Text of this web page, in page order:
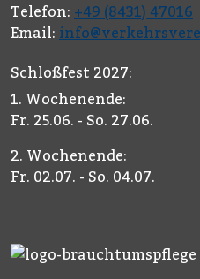
Telefon: +49 (8431) 47016
Email:
Schloßfest 2027:
1. Wochenende:
Fr. 25.06. - So. 27.06.
2. Wochenende:
Fr. 02.07. - So. 04.07.